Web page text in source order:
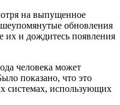
на выпущенное
обновления
их и дождитесь появления
человека может
показано, что это
системах, использующих